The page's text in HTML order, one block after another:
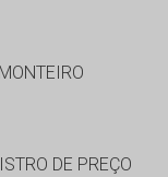
DE PREÇO